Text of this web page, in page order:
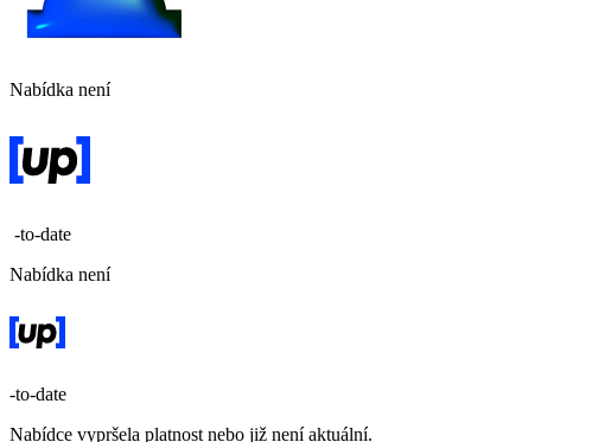
Nabídka není
-to-date
Nabídka není
-to-date
Nabídce vypršela platnost nebo již není aktuální.